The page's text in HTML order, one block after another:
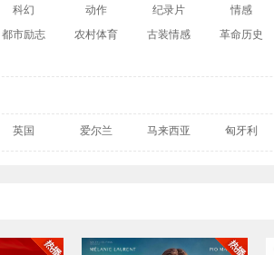
科幻 动作 纪录片 情感
都市励志 农村体育 古装情感 革命历史
英国 爱尔兰 马来西亚 匈牙利